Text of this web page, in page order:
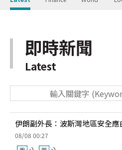
即時新聞
Latest
伊朗副外長：波斯灣地區安全
08/08 00:27